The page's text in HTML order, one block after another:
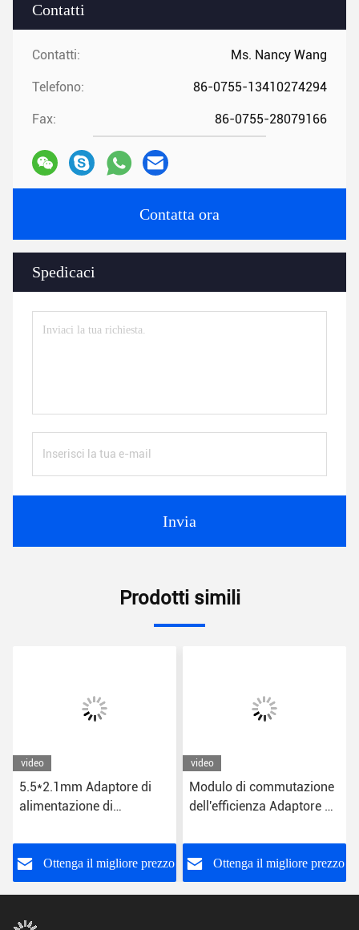
Contatti
Contatti: Ms. Nancy Wang
Telefono: 86-0755-13410274294
Fax: 86-0755-28079166
Contatta ora
Spedicaci
Invia
Prodotti simili
video
5.5*2.1mm Adaptore di
alimentazione di
efficienza universale per
la protezione da tensione
12V DC US/EU/UK/AU
Ottenga il migliore prezzo
video
Modulo di commutazione
dell'efficienza Adaptore di
US/EU/UK/AU Plug CE
FCC RoHS certificato
Ottenga il migliore prezzo